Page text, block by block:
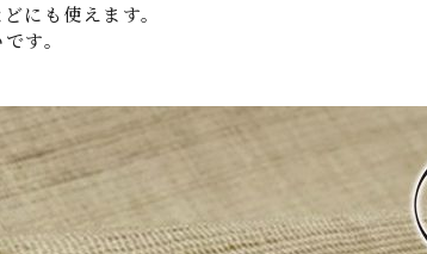
にも使えます。
す。